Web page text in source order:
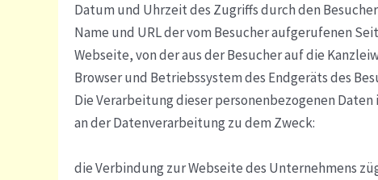
Datum und Uhrzeit des Zugriffs durch den Besucher
Name und URL der vom Besucher aufgerufenen
Webseite, von der aus der Besucher auf die
Browser und Betriebssystem des Endgeräts des
Die Verarbeitung dieser personenbezogenen
an der Datenverarbeitung zu dem Zweck:
die Verbindung zur Webseite des Unternehmens